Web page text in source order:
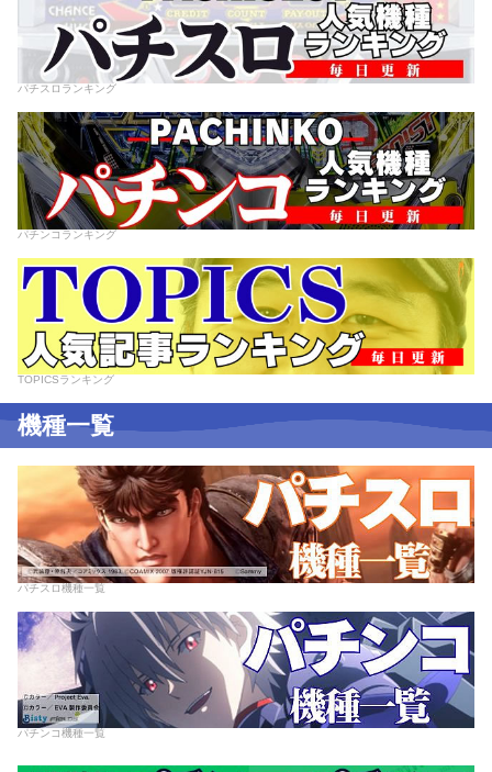
パチスロランキング
パチンコランキング
TOPICSランキング
機種一覧
パチスロ機種一覧
パチンコ機種一覧